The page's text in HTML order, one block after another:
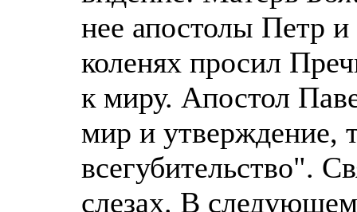
нее апостолы Петр
коленях просил
к миру. Апостол
мир и утверждение,
всегубительство".
слезах. В